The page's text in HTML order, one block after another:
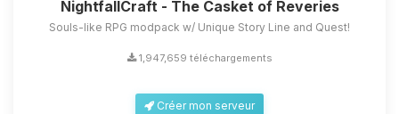
NightfallCraft - The Casket of Reveries
Souls-like RPG modpack w/ Unique Story Line and Quest!
1,947,659 téléchargements
Créer mon serveur